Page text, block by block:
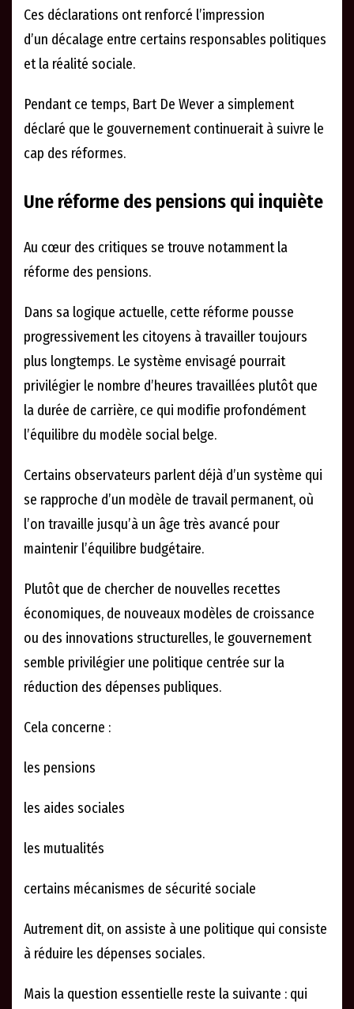
Ces déclarations ont renforcé l’impression
d’un décalage entre certains responsables politiques
et la réalité sociale.
Pendant ce temps, Bart De Wever a simplement
déclaré que le gouvernement continuerait à suivre le
cap des réformes.
Une réforme des pensions qui inquiète
Au cœur des critiques se trouve notamment la
réforme des pensions.
Dans sa logique actuelle, cette réforme pousse
progressivement les citoyens à travailler toujours
plus longtemps. Le système envisagé pourrait
privilégier le nombre d’heures travaillées plutôt que
la durée de carrière, ce qui modifie profondément
l’équilibre du modèle social belge.
Certains observateurs parlent déjà d’un système qui
se rapproche d’un modèle de travail permanent, où
l’on travaille jusqu’à un âge très avancé pour
maintenir l’équilibre budgétaire.
Plutôt que de chercher de nouvelles recettes
économiques, de nouveaux modèles de croissance
ou des innovations structurelles, le gouvernement
semble privilégier une politique centrée sur la
réduction des dépenses publiques.
Cela concerne :
les pensions
les aides sociales
les mutualités
certains mécanismes de sécurité sociale
Autrement dit, on assiste à une politique qui consiste
à réduire les dépenses sociales.
Mais la question essentielle reste la suivante : qui